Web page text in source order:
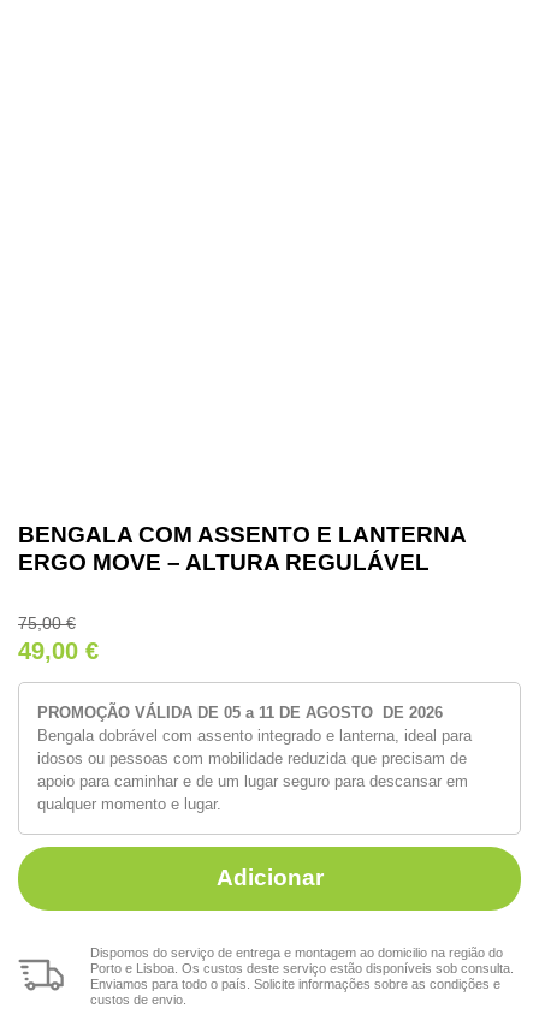
BENGALA COM ASSENTO E LANTERNA
ERGO MOVE – ALTURA REGULÁVEL
75,00€
49,00 €
PROMOÇÃO VÁLIDA DE 05 a 11 DE AGOSTO DE 2026
Bengala dobrável com assento integrado e lanterna, ideal para
idosos ou pessoas com mobilidade reduzida que precisam de
apoio para caminhar e de um lugar seguro para descansar em
qualquer momento e lugar.
Adicionar
Dispomos do serviço de entrega e montagem ao domicilio na região do
Porto e Lisboa. Os custos deste serviço estão disponíveis sob consulta.
Enviamos para todo o país. Solicite informações sobre as condições e
custos de envio.